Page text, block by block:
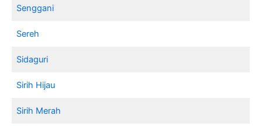
Senggani
Sereh
Sidaguri
Sirih Hijau
Sirih Merah